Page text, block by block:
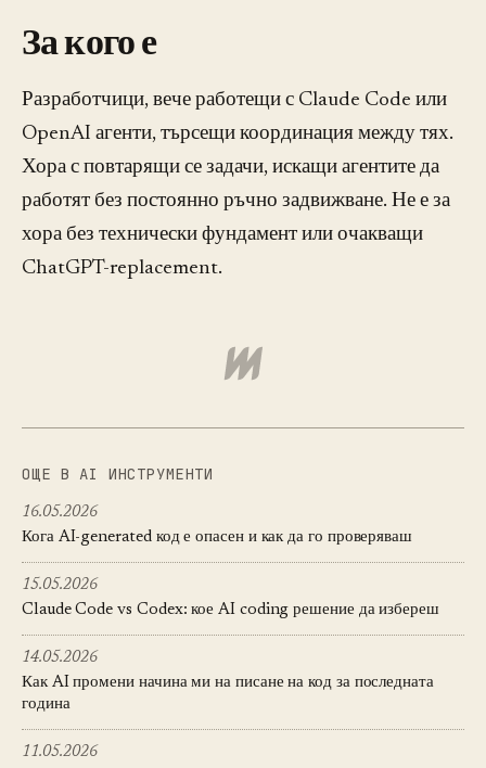
За кого е
Разработчици, вече работещи с Claude Code или
OpenAI агенти, търсещи координация между тях.
Хора с повтарящи се задачи, искащи агентите да
работят без постоянно ръчно задвижване. Не е за
хора без технически фундамент или очакващи
ChatGPT-replacement.
ОЩЕ В AI ИНСТРУМЕНТИ
16.05.2026
Кога AI-generated код е опасен и как да го проверяваш
15.05.2026
Claude Code vs Codex: кое AI coding решение да избереш
14.05.2026
Как AI промени начина ми на писане на код за последната
година
11.05.2026